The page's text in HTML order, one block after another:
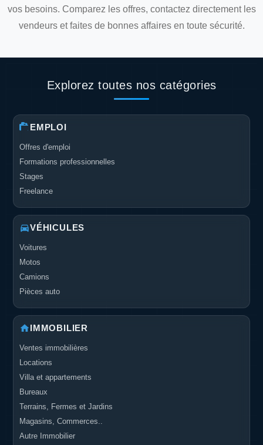
vos besoins. Comparez les offres, contactez directement les
vendeurs et faites de bonnes affaires en toute sécurité.
Explorez toutes nos catégories
EMPLOI
Offres d'emploi
Formations professionnelles
Stages
Freelance
VÉHICULES
Voitures
Motos
Camions
Pièces auto
IMMOBILIER
Ventes immobilières
Locations
Villa et appartements
Bureaux
Terrains, Fermes et Jardins
Magasins, Commerces..
Autre Immobilier